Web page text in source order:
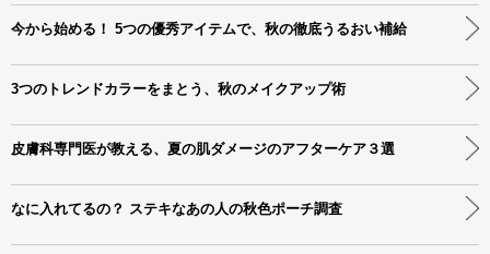
今から始める！ 5つの優秀アイテムで、秋の徹底うるおい補給
3つのトレンドカラーをまとう、秋のメイクアップ術
皮膚科専門医が教える、夏の肌ダメージのアフターケア３選
なに入れてるの？ ステキなあの人の秋色ポーチ調査